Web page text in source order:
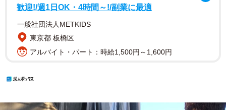
歓迎!/週1日OK・4時間～!/副業に最適
一般社団法人METKIDS
東京都 板橋区
アルバイト・パート：時給1,500円～1,600円